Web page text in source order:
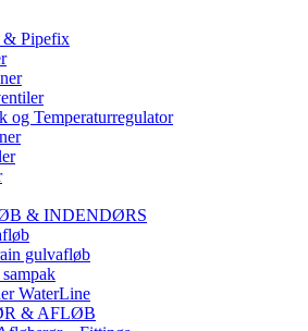
& Pipefix
og Temperaturregulator
& INDENDØRS
gulvafløb
WaterLine
& AFLØB